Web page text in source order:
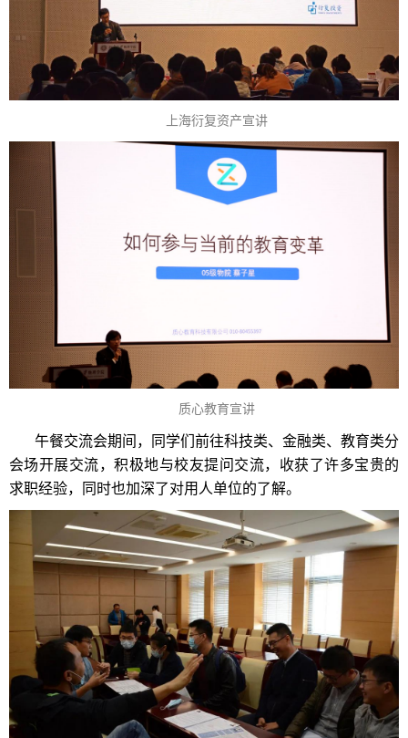
上海衍复资产宣讲
质心教育宣讲
午餐交流会期间，同学们前往科技类、金融类、教育类分
会场开展交流，积极地与校友提问交流，收获了许多宝贵的
求职经验，同时也加深了对用人单位的了解。